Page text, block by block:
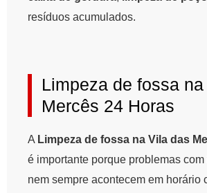
resíduos acumulados.
Limpeza de fossa
Mercês 24 Horas
A Limpeza de fossa na Vila das
é importante porque problemas com
nem sempre acontecem em horário